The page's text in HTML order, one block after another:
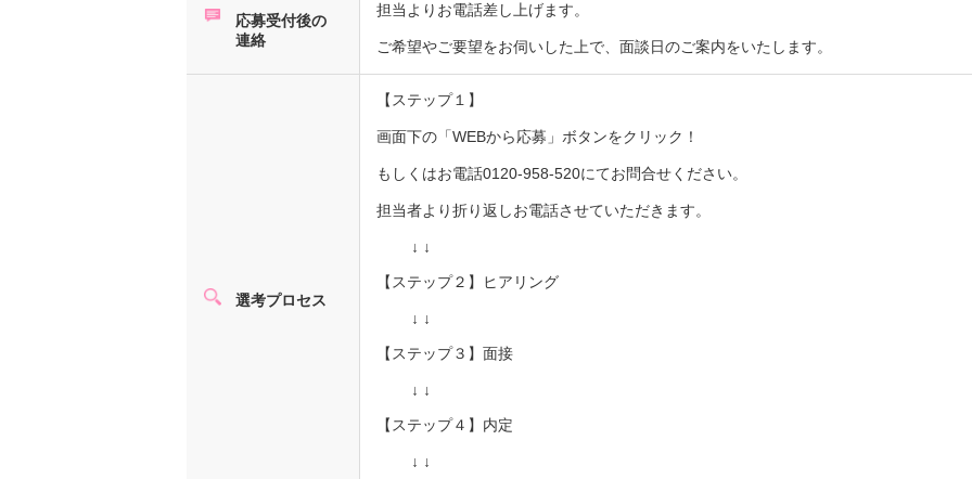
応募受付後の
連絡
担当よりお電話差し上げます。
ご希望やご要望をお伺いした上で、面談日のご案内をいたします。
選考プロセス
【ステップ１】
画面下の「WEBから応募」ボタンをクリック！
もしくはお電話0120-958-520にてお問合せください。
担当者より折り返しお電話させていただきます。
↓ ↓
【ステップ２】ヒアリング
↓ ↓
【ステップ３】面接
↓ ↓
【ステップ４】内定
↓ ↓